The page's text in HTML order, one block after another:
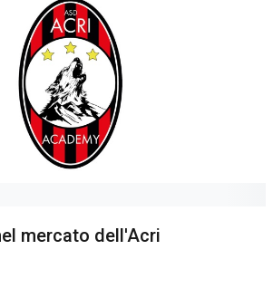
mercato dell'Acri